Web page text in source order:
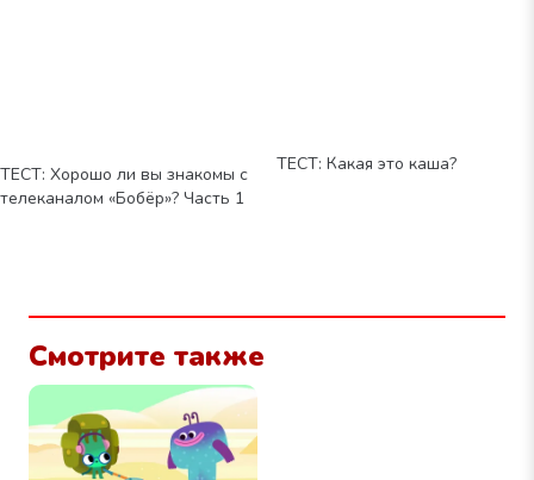
ТЕСТ: Хорошо ли вы знакомы с
телеканалом «Бобёр»? Часть 1
ТЕСТ: Какая это каша?
Смотрите также